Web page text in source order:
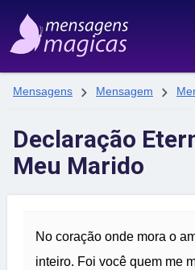
Mensagens  Mensagem 
Declaração
Meu Marido
No coração onde mora o
inteiro. Foi você quem me